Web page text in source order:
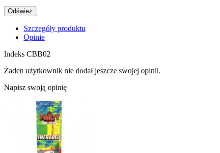
Szczegóły produktu
Opinie
Indeks CBB02
Żaden użytkownik nie dodał jeszcze swojej opinii.
Napisz swoją opinię